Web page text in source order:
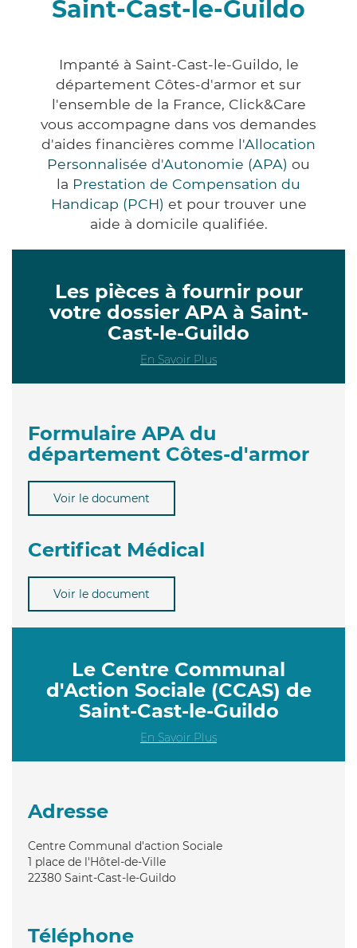
Saint-Cast-le-Guildo
Impanté à Saint-Cast-le-Guildo, le
département Côtes-d'armor et sur
l'ensemble de la France, Click&Care
vous accompagne dans vos demandes
d'aides financières comme l'Allocation
Personnalisée d'Autonomie (APA) ou
la Prestation de Compensation du
Handicap (PCH) et pour trouver une
aide à domicile qualifiée.
Les pièces à fournir pour
votre dossier APA à Saint-
Cast-le-Guildo
En Savoir Plus
Formulaire APA du
département Côtes-d'armor
Voir le document
Certificat Médical
Voir le document
Le Centre Communal
d'Action Sociale (CCAS) de
Saint-Cast-le-Guildo
En Savoir Plus
Adresse
Centre Communal d'action Sociale
1 place de l'Hôtel-de-Ville
22380 Saint-Cast-le-Guildo
Téléphone